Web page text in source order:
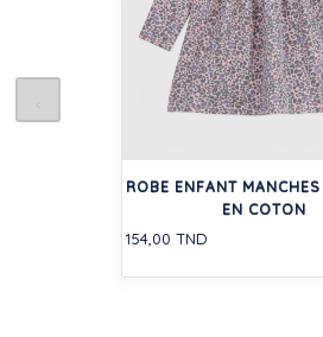
ROBE ENFANT
EN COTON
154,00 TND